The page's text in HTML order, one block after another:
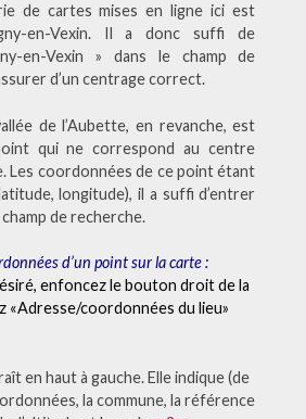
de cartes mises en ligne ici est
en-Vexin. Il a donc suffi de
en-Vexin » dans le champ de
d’un centrage correct.
de l’Aubette, en revanche, est
qui ne correspond au centre
Les coordonnées de ce point étant
longitude), il a suffi d’entrer
de recherche.
d’un point sur la carte :
enfoncez le bouton droit de la
«Adresse/coordonnées du lieu»
en haut à gauche. Elle indique (de
la commune, la référence